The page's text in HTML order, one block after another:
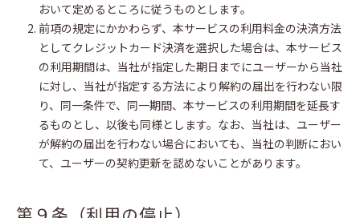
おいて定めるところに従うものとします。
前項の規定にかかわらず、本サービスの利用料金の決済方法
としてクレジットカード決済を選択した場合は、本サービス
の利用期間は、当社が指定した期日までにユーザーから当社
に対し、当社が指定する方法により解約の届出を行わない限
り、同一条件で、同一期間、本サービスの利用期間を延長す
るものとし、以後も同様とします。なお、当社は、ユーザー
が解約の届出を行わない場合においても、当社の判断におい
て、ユーザーの契約更新を認めないことがあります。